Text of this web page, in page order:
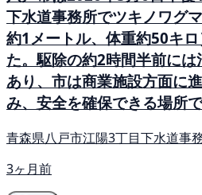
下水道事務所でツキノワグ
約1メートル、体重約50キ
た。駆除の約2時間半前に
あり、市は商業施設方面に
み、安全を確保できる場所で
青森県八戸市江陽3丁目下水道事
3ヶ月前